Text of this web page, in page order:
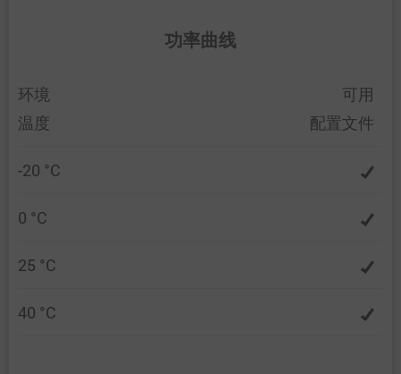
功率曲线
环境
温度
可用
配置文件
-20 °C
0 °C
25 °C
40 °C